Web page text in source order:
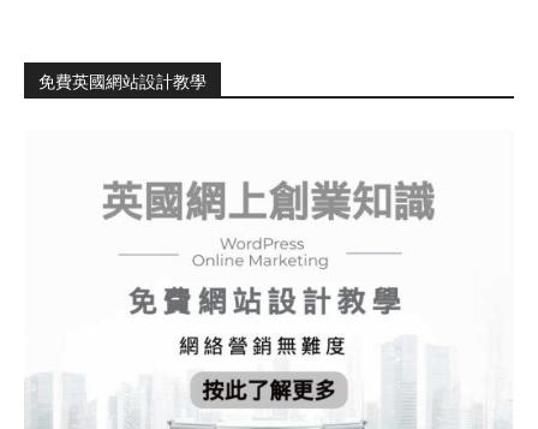
免費英國網站設計教學